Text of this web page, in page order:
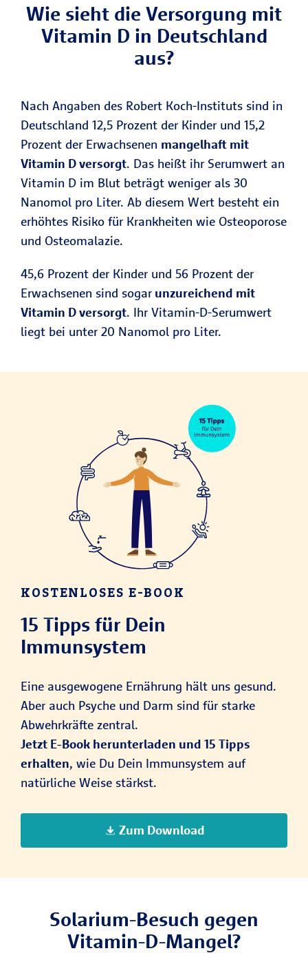
Wie sieht die Versorgung mit
Vitamin D in Deutschland
aus?
Nach Angaben des Robert Koch-Instituts sind in
Deutschland 12,5 Prozent der Kinder und 15,2
Prozent der Erwachsenen mangelhaft mit
Vitamin D versorgt. Das heißt ihr Serumwert an
Vitamin D im Blut beträgt weniger als 30
Nanomol pro Liter. Ab diesem Wert besteht ein
erhöhtes Risiko für Krankheiten wie Osteoporose
und Osteomalazie.
45,6 Prozent der Kinder und 56 Prozent der
Erwachsenen sind sogar unzureichend mit
Vitamin D versorgt. Ihr Vitamin-D-Serumwert
liegt bei unter 20 Nanomol pro Liter.
KOSTENLOSES E-BOOK
15 Tipps für Dein
Immunsystem
Eine ausgewogene Ernährung hält uns gesund.
Aber auch Psyche und Darm sind für starke
Abwehrkräfte zentral.
Jetzt E-Book herunterladen und 15 Tipps
erhalten, wie Du Dein Immunsystem auf
natürliche Weise stärkst.
Zum Download
Solarium-Besuch gegen
Vitamin-D-Mangel?